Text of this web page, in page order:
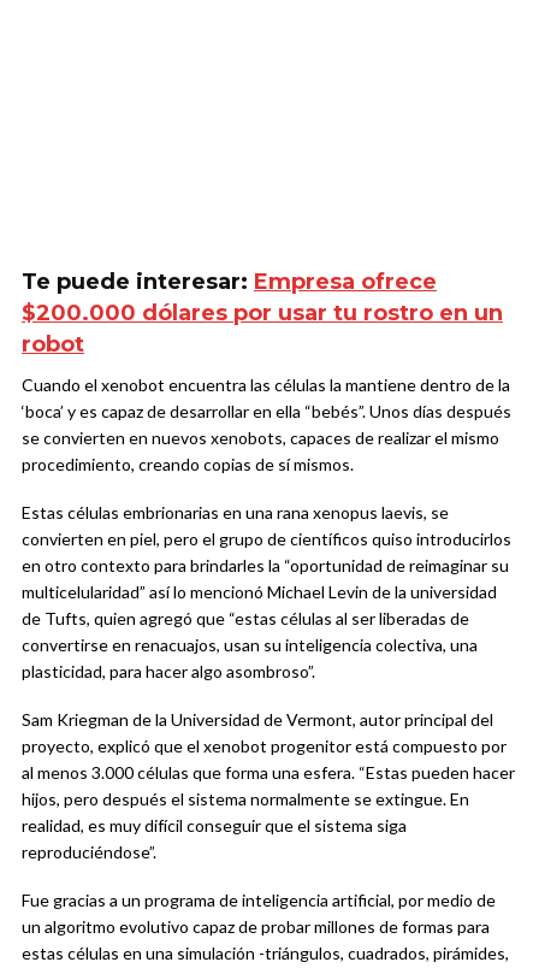
Te puede interesar: Empresa ofrece
$200.000 dólares por usar tu rostro en un
robot
Cuando el xenobot encuentra las células la mantiene dentro de la
‘boca’ y es capaz de desarrollar en ella “bebés”. Unos días después
se convierten en nuevos xenobots, capaces de realizar el mismo
procedimiento, creando copias de sí mismos.
Estas células embrionarias en una rana xenopus laevis, se
convierten en piel, pero el grupo de científicos quiso introducirlos
en otro contexto para brindarles la “oportunidad de reimaginar su
multicelularidad” así lo mencionó Michael Levin de la universidad
de Tufts, quien agregó que “estas células al ser liberadas de
convertirse en renacuajos, usan su inteligencia colectiva, una
plasticidad, para hacer algo asombroso”.
Sam Kriegman de la Universidad de Vermont, autor principal del
proyecto, explicó que el xenobot progenitor está compuesto por
al menos 3.000 células que forma una esfera. “Estas pueden hacer
hijos, pero después el sistema normalmente se extingue. En
realidad, es muy difícil conseguir que el sistema siga
reproduciéndose”.
Fue gracias a un programa de inteligencia artificial, por medio de
un algoritmo evolutivo capaz de probar millones de formas para
estas células en una simulación -triángulos, cuadrados, pirámides,